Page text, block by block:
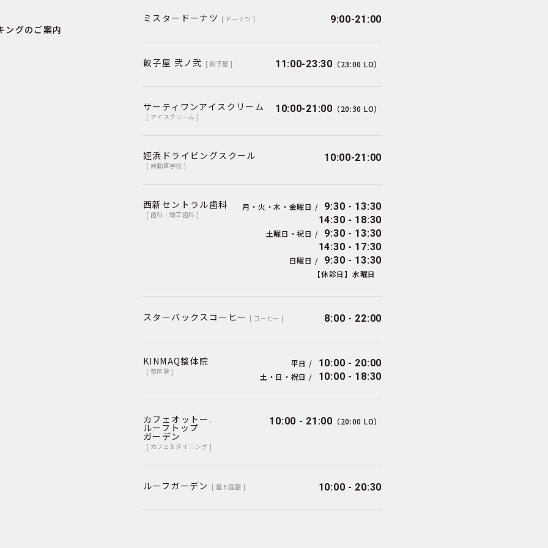
ングのご案内
ミスタードーナツ [ ドーナツ ] 9:00-21:00
餃子屋 弐ノ弐 [ 餃子屋 ] 11:00-23:30 （23:00 LO）
サーティワンアイスクリーム
[ アイスクリーム ]
10:00-21:00 （20:30 LO）
姪浜ドライビングスクール
[ 自動車学校 ]
10:00-21:00
西新セントラル歯科
[ 歯科・矯正歯科 ]
月・火・木・金曜日 /
9:30 - 13:30
14:30 - 18:30
土曜日・祝日 /
9:30 - 13:30
14:30 - 17:30
日曜日 / 9:30 - 13:30
【休診日】水曜日
スターバックスコーヒー [ コーヒー ] 8:00 - 22:00
KINMAQ整体院
[ 整体院 ]
平日 / 10:00 - 20:00
土・日・祝日 / 10:00 - 18:30
カフェオットー.
ルーフトップ
ガーデン
[ カフェ＆ダイニング ]
10:00 - 21:00 （20:00 LO）
ルーフガーデン [ 屋上庭園 ] 10:00 - 20:30